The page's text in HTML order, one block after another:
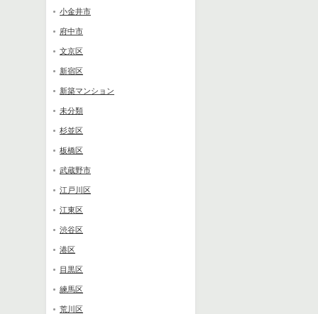
小金井市
府中市
文京区
新宿区
新築マンション
未分類
杉並区
板橋区
武蔵野市
江戸川区
江東区
渋谷区
港区
目黒区
練馬区
荒川区